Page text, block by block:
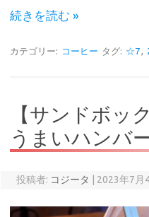
続きを読む »
カテゴリー: コーヒー タグ: ☆7,
【サンドボッ
うまいハンバ
投稿者: コジータ 2023年7月